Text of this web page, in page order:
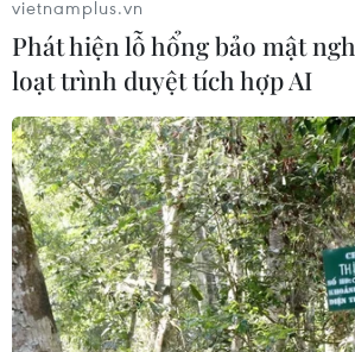
Theo dõi VietnamPlus
TIN LIÊN QUAN
vietnamplus.vn
Phát hiện lỗ hổng bảo mật
loạt trình duyệt tích hợp AI